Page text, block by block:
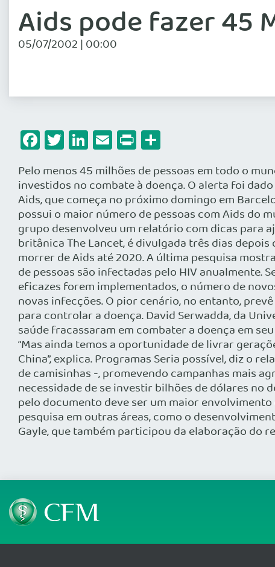
Aids pode fazer 45
05/07/2002 | 00:00
Facebook
Twitter
LinkedIn
Email
Print
Pelo menos 45 milhões de pessoas em todo o
investidos no combate à doença. O alerta foi
Aids, que começa no próximo domingo em
possui o maior número de pessoas com Aids do
grupo desenvolveu um relatório com dicas para
britânica The Lancet, é divulgada três dias
morrer de Aids até 2020. A última pesquisa
de pessoas são infectadas pelo HIV anualmente.
eficazes forem implementados, o número de
novas infecções. O pior cenário, no entanto,
para controlar a doença. David Serwadda, da
saúde fracassaram em combater a doença em
“Mas ainda temos a oportunidade de livrar
China”, explica. Programas Seria possível, diz o
de camisinhas -, promevendo campanhas mais
necessidade de se investir bilhões de dólares no
pelo documento deve ser um maior
pesquisa em outras áreas, como o
Gayle, que também participou da elaboração do